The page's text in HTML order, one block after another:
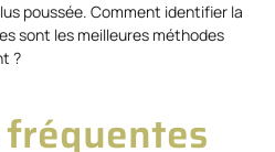
poussée. Comment identifier la
sont les meilleures méthodes
?
fréquentes